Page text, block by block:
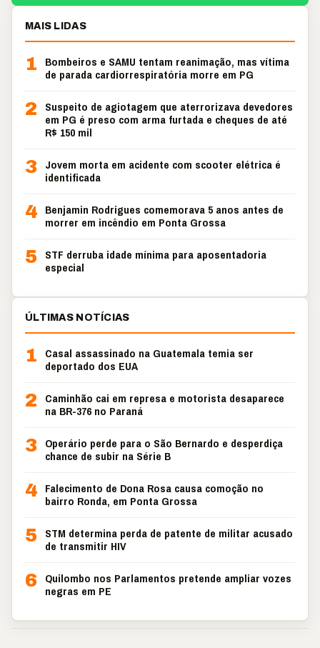
MAIS LIDAS
1
Bombeiros e SAMU tentam reanimação, mas vítima
de parada cardiorrespiratória morre em PG
2
Suspeito de agiotagem que aterrorizava devedores
em PG é preso com arma furtada e cheques de até
R$ 150 mil
3 Jovem morta em acidente com scooter elétrica é
identificada
4 Benjamin Rodrigues comemorava 5 anos antes de
morrer em incêndio em Ponta Grossa
5 STF derruba idade mínima para aposentadoria
especial
ÚLTIMAS NOTÍCIAS
1
Casal assassinado na Guatemala temia ser
deportado dos EUA
2
Caminhão cai em represa e motorista desaparece
na BR-376 no Paraná
3 Operário perde para o São Bernardo e desperdiça
chance de subir na Série B
4 Falecimento de Dona Rosa causa comoção no
bairro Ronda, em Ponta Grossa
5 STM determina perda de patente de militar acusado
de transmitir HIV
6 Quilombo nos Parlamentos pretende ampliar vozes
negras em PE